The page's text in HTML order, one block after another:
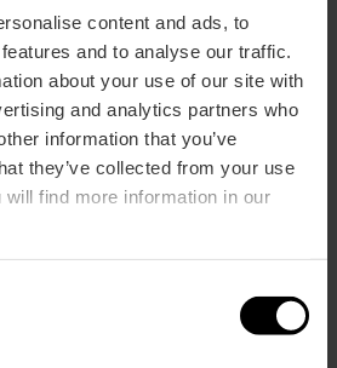
content and ads, to
and to analyse our traffic.
about your use of our site with
and analytics partners who
information that you’ve
they’ve collected from your use
find more information in our
an?